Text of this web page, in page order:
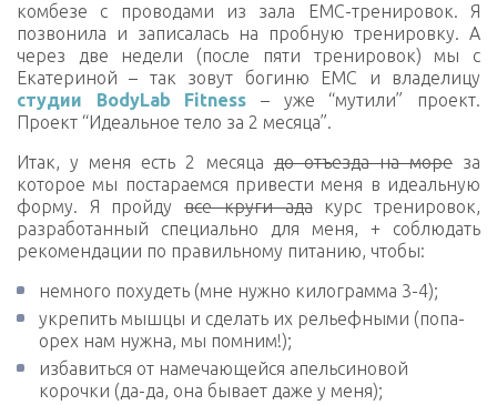
комбезе с проводами из зала ЕМС-тренировок. Я
позвонила и записалась на пробную тренировку. А
через две недели (после пяти тренировок) мы с
Екатериной – так зовут богиню ЕМС и владелицу
студии BodyLab Fitness – уже “мутили” проект.
Проект “Идеальное тело за 2 месяца”.
Итак, у меня есть 2 месяцадо отъезда на мореза
которое мы постараемся привести меня в идеальную
форму. Я пройдувсе круги адакурс тренировок,
разработанный специально для меня, + соблюдать
рекомендации по правильному питанию, чтобы:
немного похудеть (мне нужно килограмма 3-4);
укрепить мышцы и сделать их рельефными (попа-
орех нам нужна, мы помним!);
избавиться от намечающейся апельсиновой
корочки (да-да, она бывает даже у меня);